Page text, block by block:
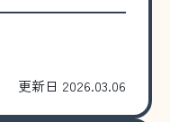
更新日 2026.03.06